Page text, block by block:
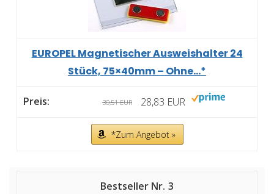
EUROPEL Magnetischer Ausweishalter 24
Stück, 75×40mm – Ohne...*
30,51 EUR 28,83 EUR
*Zum Angebot »
3